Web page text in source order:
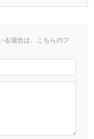
る場合は、こちらのフ